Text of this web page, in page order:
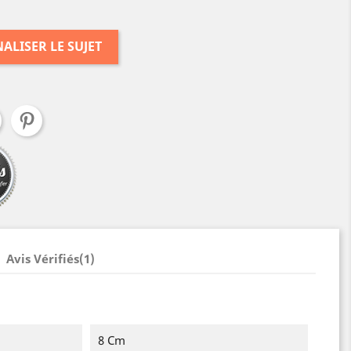
LE SUJET
Avis Vérifiés(1)
8 Cm